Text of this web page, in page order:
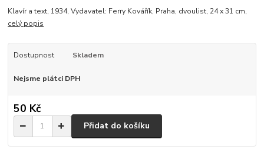
Klavír a text, 1934, Vydavatel: Ferry Kovářík, Praha, dvoulist, 24 x 31 cm,
celý popis
Dostupnost Skladem
Nejsme plátci DPH
50 Kč
Přidat do košíku